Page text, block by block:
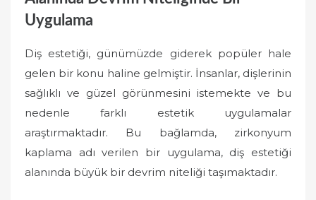
Uygulama
Diş estetiği, günümüzde giderek popüler hale
gelen bir konu haline gelmiştir. İnsanlar, dişlerinin
sağlıklı ve güzel görünmesini istemekte ve bu
nedenle farklı estetik uygulamalar
araştırmaktadır. Bu bağlamda, zirkonyum
kaplama adı verilen bir uygulama, diş estetiği
alanında büyük bir devrim niteliği taşımaktadır.